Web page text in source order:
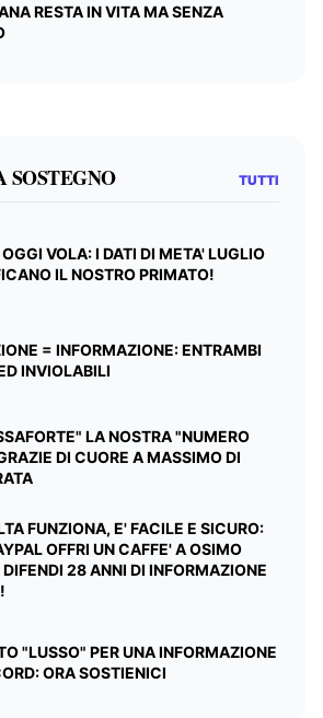
RESTA IN VITA MA SENZA
TUTTI
VOLA: I DATI DI META' LUGLIO
IL NOSTRO PRIMATO!
= INFORMAZIONE: ENTRAMBI
INVIOLABILI
LA NOSTRA "NUMERO
DI CUORE A MASSIMO DI
FUNZIONA, E' FACILE E SICURO:
OFFRI UN CAFFE' A OSIMO
DIFENDI 28 ANNI DI INFORMAZIONE
"LUSSO" PER UNA INFORMAZIONE
ORA SOSTIENICI